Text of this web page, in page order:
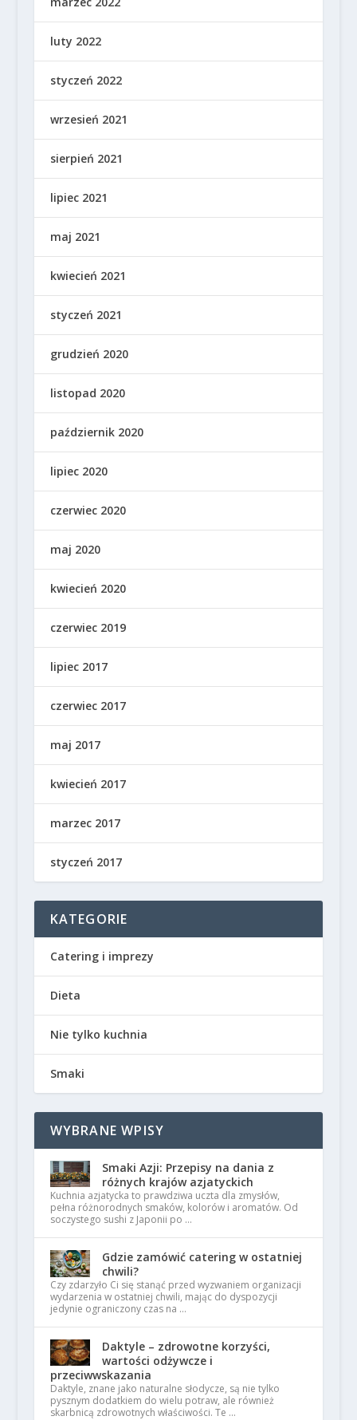
luty 2022
styczeń 2022
wrzesień 2021
sierpień 2021
lipiec 2021
maj 2021
kwiecień 2021
styczeń 2021
grudzień 2020
listopad 2020
październik 2020
lipiec 2020
czerwiec 2020
maj 2020
kwiecień 2020
czerwiec 2019
lipiec 2017
czerwiec 2017
maj 2017
kwiecień 2017
marzec 2017
styczeń 2017
KATEGORIE
Catering i imprezy
Dieta
Nie tylko kuchnia
Smaki
WYBRANE WPISY
Smaki Azji: Przepisy na dania z
różnych krajów azjatyckich
Kuchnia azjatycka to prawdziwa uczta dla zmysłów,
pełna różnorodnych smaków, kolorów i aromatów. Od
soczystego sushi z Japonii po …
Gdzie zamówić catering w ostatniej
chwili?
Czy zdarzyło Ci się stanąć przed wyzwaniem organizacji
wydarzenia w ostatniej chwili, mając do dyspozycji
jedynie ograniczony czas na …
Daktyle – zdrowotne korzyści,
wartości odżywcze i
przeciwwskazania
Daktyle, znane jako naturalne słodycze, są nie tylko
pysznym dodatkiem do wielu potraw, ale również
skarbnicą zdrowotnych właściwości. Te …